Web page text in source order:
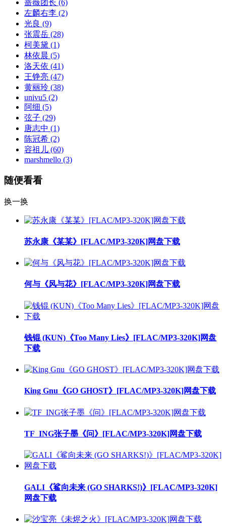
蔷薇团长 (6)
左麟右李 (2)
光良 (9)
张震岳 (28)
柯美黛 (1)
林依晨 (5)
洛天依 (41)
王铮亮 (47)
黄丽玲 (38)
univu5 (2)
阿细 (5)
弦子 (29)
唐志中 (1)
陈冠希 (2)
容祖儿 (60)
marshmello (3)
随便看看
换一换
苏永康《某某》[FLAC/MP3-320K]网盘下载
何与《风与花》[FLAC/MP3-320K]网盘下载
钱锟 (KUN)《Too Many Lies》[FLAC/MP3-320K]网盘
下载
King Gnu《GO GHOST》[FLAC/MP3-320K]网盘下载
TF_ING张子墨《问》[FLAC/MP3-320K]网盘下载
GALI《鲨向未来 (GO SHARKS!)》[FLAC/MP3-320K]
网盘下载